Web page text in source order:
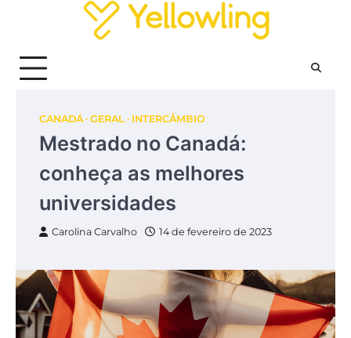
CANADÁ GERAL INTERCÂMBIO
Mestrado no Canadá:
conheça as melhores
universidades
Carolina Carvalho 14 de fevereiro de 2023